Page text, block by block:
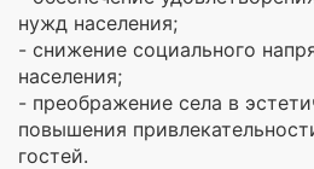
нужд населения;
- снижение социального
населения;
- преображение села в
повышения
гостей.